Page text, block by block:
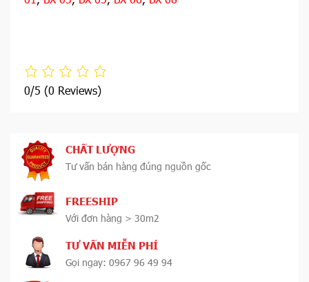
0/5 (0 Reviews)
CHẤT LƯỢNG
Tư vấn bán hàng đúng nguồn gốc
FREESHIP
Với đơn hàng > 30m2
TƯ VẤN MIỄN PHÍ
Gọi ngay: 0967 96 49 94